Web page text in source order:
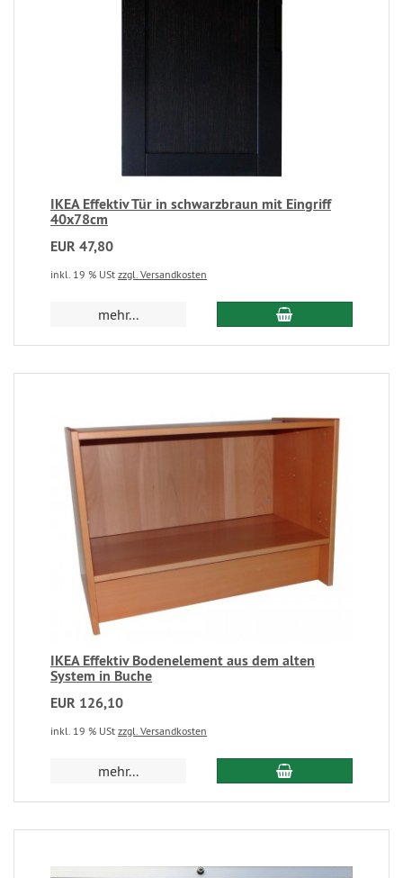
IKEA Effektiv Tür in schwarzbraun mit Eingriff
40x78cm
EUR 47,80
inkl. 19 % USt zzgl. Versandkosten
mehr...
IKEA Effektiv Bodenelement aus dem alten
System in Buche
EUR 126,10
inkl. 19 % USt zzgl. Versandkosten
mehr...